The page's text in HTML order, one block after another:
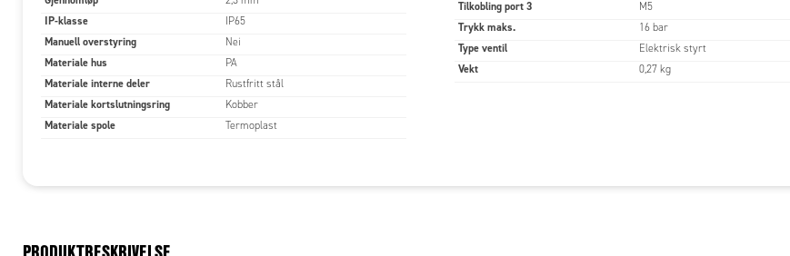
IP-klasse IP65
Manuell overstyring Nei
Materiale hus PA
Materiale interne deler Rustfritt stål
Materiale kortslutningsring Kobber
Materiale spole Termoplast
Tilkobling port 3 M5
Trykk maks. 16 bar
Type ventil Elektrisk styrt
Vekt 0,27 kg